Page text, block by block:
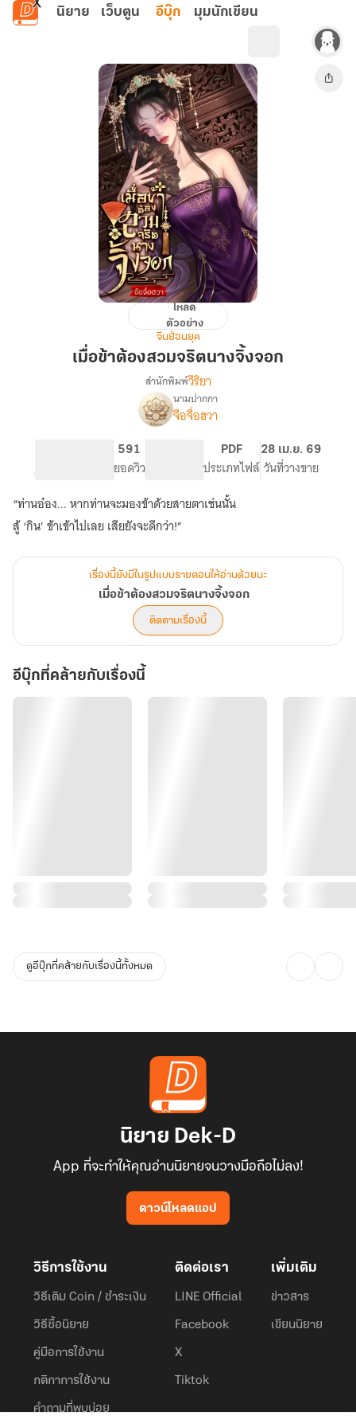
ข้ามไปยังเนื้อหาหลัก
นิยาย เว็บตูน อีบุ๊ก มุมนักเขียน
ต้อง
โหลด
ตัวอย่าง
จีนย้อนยุค
เมื่อข้าต้องสวมจริตนางจิ้งจอก
เรื่อง
เมื่อ
นาง
จิ้งจอก
สำนักพิมพ์วีริยา
นามปากกา
จือจื่อฮวา
จำนวนหน้า (A5)
591
ยอดวิวระดับเนื้อหา
PDF
ประเภทไฟล์
28 เม.ย. 69
วันที่วางขาย
“ท่านอ๋อง... หากท่านจะมองข้าด้วยสายตาเช่นนั้น
เรื่องนี้ยังมีในรูปแบบรายตอนให้อ่านด้วยนะ
เมื่อข้าต้องสวมจริตนางจิ้งจอก
ติดตามเรื่องนี้
อีบุ๊กที่คล้ายกับเรื่องนี้
ดูอีบุ๊กที่คล้ายกับเรื่องนี้ทั้งหมด
นิยาย Dek-D
App ที่จะทำให้คุณอ่านนิยายจนวางมือถือไม่ลง!
ดาวน์โหลดแอป
วิธีการใช้งาน
วิธีเติม Coin / ชำระเงิน
วิธีซื้อนิยาย
คู่มือการใช้งาน
กติกาการใช้งาน
คำถามที่พบบ่อย
ติดต่อเรา
LINE Official
Facebook
X
Tiktok
เพิ่มเติม
ข่าวสาร
เขียนนิยาย